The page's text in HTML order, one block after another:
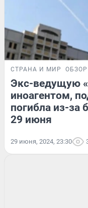
СТРАНА И МИР ОБЗОР
Экс-ведущую
иноагентом,
погибла из-за
29 июня
29 июня, 2024, 23:30